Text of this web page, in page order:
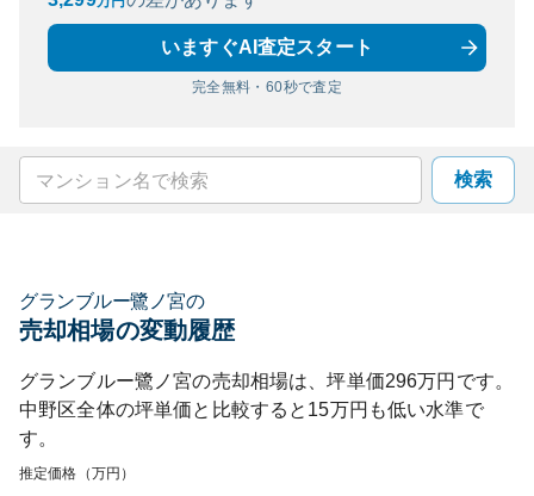
いますぐAI査定スタート
完全無料・60秒で査定
検索
グランブルー鷺ノ宮の
売却相場の変動履歴
グランブルー鷺ノ宮の売却相場は、坪単価296万円です。
中野区全体の坪単価と比較すると 15万円も低い水準で
す。
推定価格（万円）